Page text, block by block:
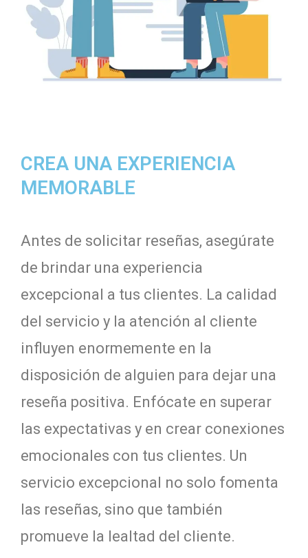
CREA UNA EXPERIENCIA
MEMORABLE
Antes de solicitar reseñas, asegúrate
de brindar una experiencia
excepcional a tus clientes. La calidad
del servicio y la atención al cliente
influyen enormemente en la
disposición de alguien para dejar una
reseña positiva. Enfócate en superar
las expectativas y en crear conexiones
emocionales con tus clientes. Un
servicio excepcional no solo fomenta
las reseñas, sino que también
promueve la lealtad del cliente.